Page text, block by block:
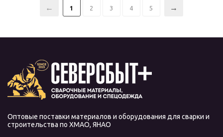
1 2 3 4 5
Оптовые поставки материалов и оборудования для сварки и
строительства по ХМАО, ЯНАО